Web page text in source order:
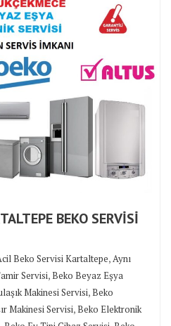
BEKO SERVİSİ
Beko Servisi Kartaltepe,Aynı
Servisi,Beko Beyaz Eşya
Makinesi Servisi,Beko
Makinesi Servisi,Beko Elektronik